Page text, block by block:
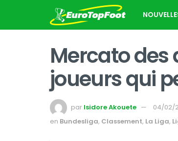
Mercato des
joueurs qui
par Isidore Akouete
04/02/
en Bundesliga, Classement, La Liga,